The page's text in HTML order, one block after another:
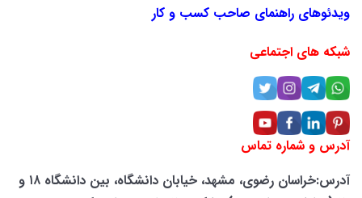
ویدئوهای راهنمای صاحب کسب و کار
شبکه های اجتماعی
آدرس و شماره تماس
آدرس:خراسان رضوی، مشهد، خیابان دانشگاه، بین دانشگاه ۱۸ و